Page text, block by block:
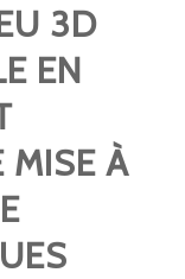
3D
EN
MISE À